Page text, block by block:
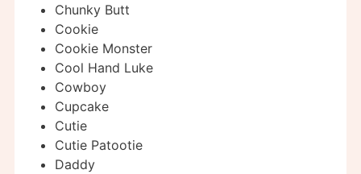
Chunky Butt
Cookie
Cookie Monster
Cool Hand Luke
Cowboy
Cupcake
Cutie
Cutie Patootie
Daddy